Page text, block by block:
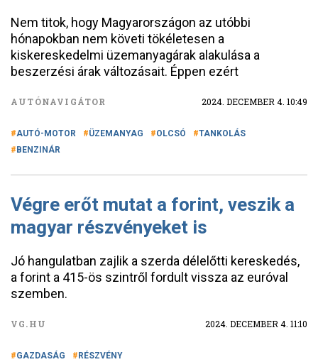
Nem titok, hogy Magyarországon az utóbbi
hónapokban nem követi tökéletesen a
kiskereskedelmi üzemanyagárak alakulása a
beszerzési árak változásait. Éppen ezért
AUTÓNAVIGÁTOR 2024. DECEMBER 4. 10:49
AUTÓ-MOTOR ÜZEMANYAG OLCSÓ
TANKOLÁS
BENZINÁR
Végre erőt mutat a forint, veszik a
magyar részvényeket is
Jó hangulatban zajlik a szerda délelőtti kereskedés,
a forint a 415-ös szintről fordult vissza az euróval
szemben.
VG.HU 2024. DECEMBER 4. 11:10
GAZDASÁG RÉSZVÉNY